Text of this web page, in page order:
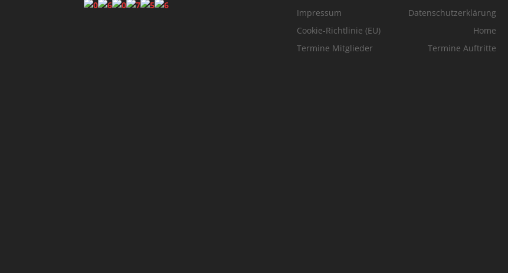
Impressum
Datenschutzerklärung
Cookie-Richtlinie (EU)
Home
Termine Mitglieder
Termine Auftritte